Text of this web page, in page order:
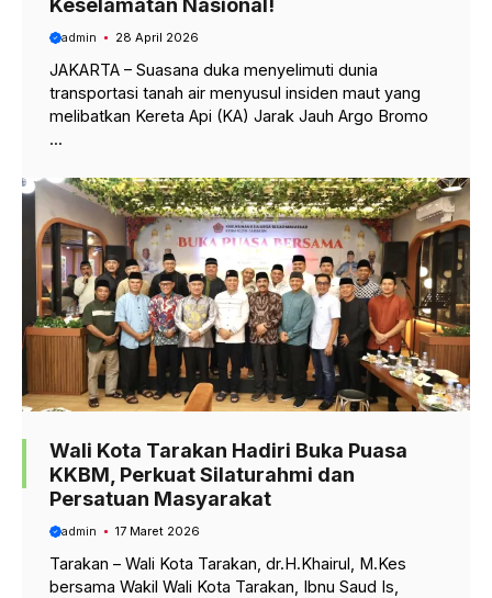
Keselamatan Nasional!
admin 28 April 2026
JAKARTA – Suasana duka menyelimuti dunia
transportasi tanah air menyusul insiden maut yang
melibatkan Kereta Api (KA) Jarak Jauh Argo Bromo
...
Wali Kota Tarakan Hadiri Buka Puasa
KKBM, Perkuat Silaturahmi dan
Persatuan Masyarakat
admin 17 Maret 2026
Tarakan – Wali Kota Tarakan, dr.H.Khairul, M.Kes
bersama Wakil Wali Kota Tarakan, Ibnu Saud Is,